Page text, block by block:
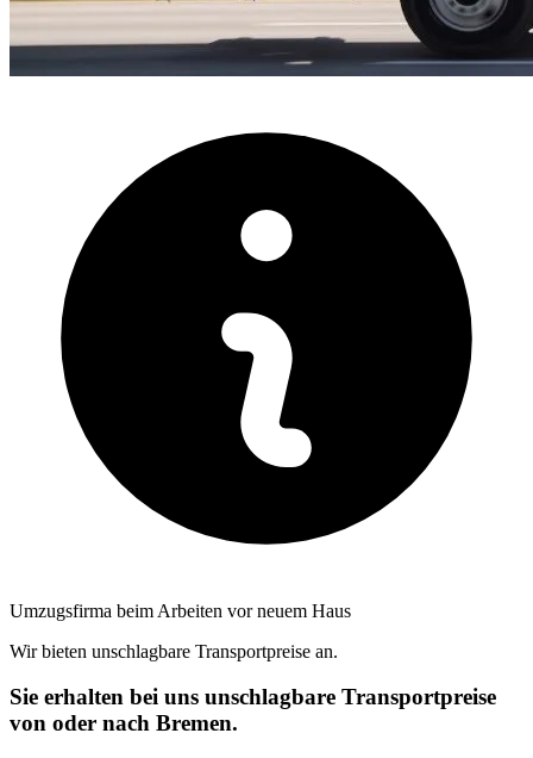
Umzugsfirma beim Arbeiten vor neuem Haus
Wir bieten unschlagbare Transportpreise an.
Sie erhalten bei uns unschlagbare Transportpreise
von oder nach Bremen.